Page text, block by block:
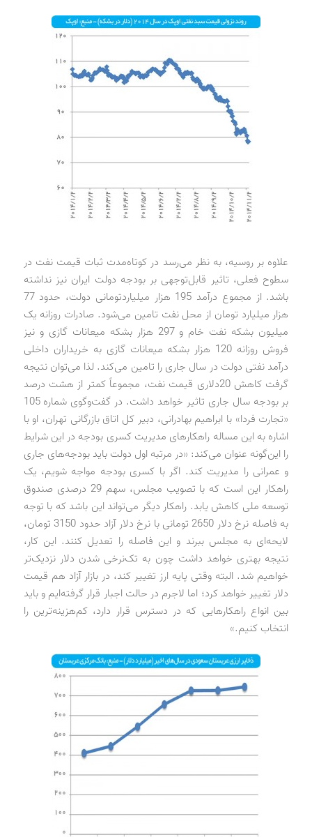
علاوه بر روسیه، به نظر می‌رسد در کوتاه‌مدت ثبات قیمت نفت در
سطوح فعلی، تاثیر قابل‌توجهی بر بودجه دولت ایران نیز نداشته
باشد. از مجموع درآمد 195 هزار میلیارد‌تومانی دولت، حدود 77
هزار میلیارد تومان از محل نفت تامین می‌شود. صادرات روزانه یک
میلیون بشکه نفت خام و 297 هزار بشکه میعانات گازی و نیز
فروش روزانه 120 هزار بشکه میعانات گازی به خریداران داخلی
درآمد نفتی دولت در سال جاری را تامین می‌کند. لذا می‌توان نتیجه
گرفت کاهش 20‌دلاری قیمت نفت، مجموعاً کمتر از هشت درصد
بر بودجه سال جاری تاثیر خواهد داشت. در گفت‌وگوی شماره 105
«تجارت فردا» با ابراهیم بهادرانی، دبیر کل اتاق بازرگانی تهران، او با
اشاره به این مساله راهکارهای مدیریت کسری بودجه در این شرایط
را این‌گونه عنوان می‌کند: «در مرتبه اول دولت باید بودجه‌های جاری
و عمرانی را مدیریت کند. اگر با کسری بودجه مواجه شویم، یک
راهکار این است که با تصویب مجلس، سهم 29 درصدی صندوق
توسعه ملی کاهش یابد. راهکار دیگر می‌تواند این باشد که با توجه
به فاصله نرخ دلار 2650 تومانی با نرخ دلار آزاد حدود 3150 تومان،
لایحه‌ای به مجلس ببرند و این فاصله را تعدیل کنند. این کار،
نتیجه بهتری خواهد داشت چون به تک‌نرخی شدن دلار نزدیک‌تر
خواهیم شد. البته وقتی پایه ارز تغییر کند، در بازار آزاد هم قیمت
دلار تغییر خواهد کرد؛ اما لاجرم در حالت اجبار قرار گرفته‌ایم و باید
بین انواع راهکارهایی که در دسترس قرار دارد، کم‌هزینه‌ترین را
انتخاب کنیم.»